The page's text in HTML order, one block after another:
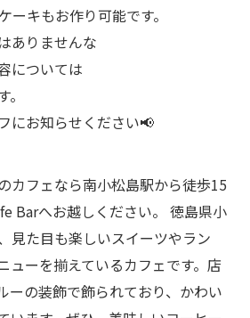
ーキもお作り可能です。
ありませんな
については
にお知らせください📢
カフェなら南小松島駅から徒歩15
Barへお越しください。 徳島県小
見た目も楽しいスイーツやラン
ューを揃えているカフェです。店
ーの装飾で飾られており、かわい